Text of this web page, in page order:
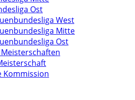
Ost
West
Mitte
Ost
Kommission